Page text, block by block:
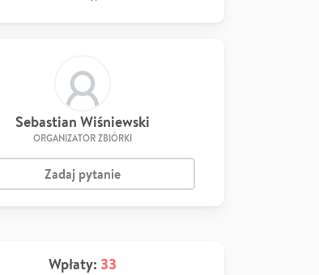
Sebastian Wiśniewski
ORGANIZATOR ZBIÓRKI
Zadaj pytanie
Wpłaty: 33